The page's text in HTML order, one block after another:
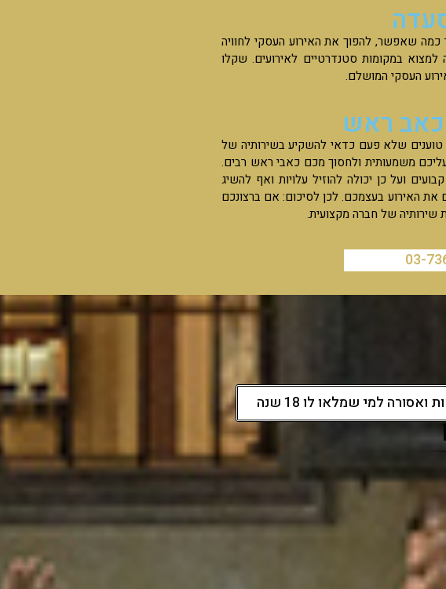
כמה שאפשר, להפוך את האירוע העסקי לחוויה
למצוא במקומות סטנדרטיים לאירועים. שקלו
העסקי המושלם.
ראש
שלא פעם כדאי להשקיע בשירותיה של
משמעותית ולחסוך מכם כאבי ראש רבים.
ועל כן יכולה להוזיל עלויות ואף להשיג
האירוע בעצמכם. לכן לסיכום: אם ברצונכם
שירותיה של חברה מקצועית.
למי שמלאו לו 18 שנה